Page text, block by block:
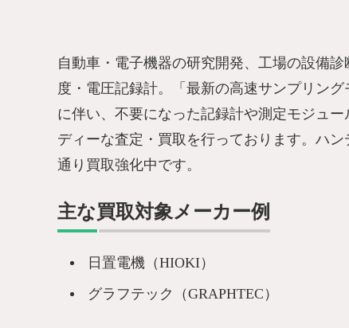
自動車・電子機器の研究開発、工場の設備
度・電圧記録計。「最新の高速サンプリン
に伴い、不要になった記録計や測定モジュ
ディーな査定・買取を行っております。ハ
通り買取強化中です。
主な買取対象メーカー例
日置電機（HIOKI）
グラフテック（GRAPHTEC）